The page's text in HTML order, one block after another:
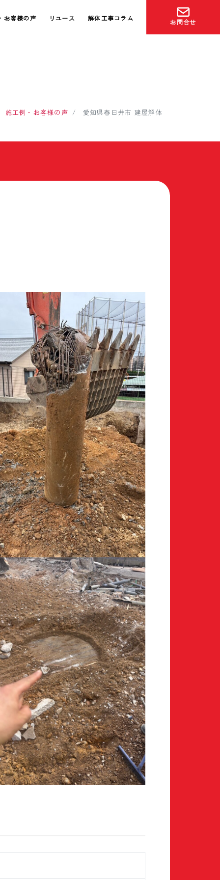
お客様の声 リユース 解体工事コラム お問合せ
施工例・お客様の声 愛知県春日井市 建屋解体